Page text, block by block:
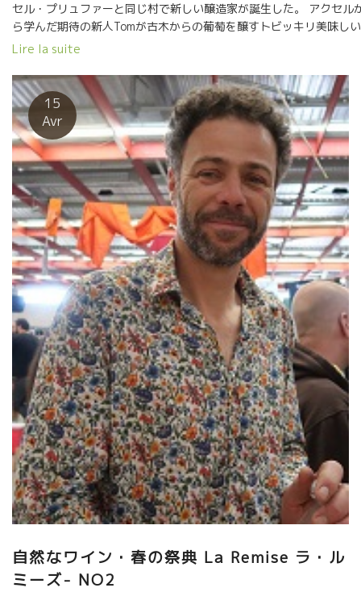
セル・プリュファーと同じ村で新しい醸造家が誕生した。 アクセル
ら学んだ期待の新人Tomが古木からの葡萄を醸すトビッキリ美味しい
ワイン達が 日本初上陸！！ ★デビ・ディヴェルスのルイック
ジャジャキスタン共和国と云えば、ブー・ド・モンド醸造のエドワー
ド、ポッシーブル醸造のロイックが 先住民。 そこにこの新人ルオッ
クが参入。 何事もトコトン追究するタイプ、もう始めたばかりで、
ビッキリ美味しいワインを造ってしまった。 その他、20種類ほ
ど食とワインの秋にドンピシャリのワインばかりを揃えました！ フ
ンス・ツアーで仕入れたネタ話しを、まどか、から聞けますよ！！お
待ちしています。 開催日：2018年8月21日（火） 時間：10:30
～17:00 場所：サンフォニー東京事務所 東京都中央区銀座4-
3 ACN銀座ビル４F TEL 03-5565-8992 入場無料・フリーテ
イスティング
Lire la suite
15
Avr
自然なワイン・春の祭典 La Remise ラ・ル
ミーズ- NO2